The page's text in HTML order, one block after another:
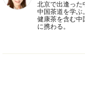
北京で出逢った
中国茶道を学ぶ
健康茶を含む中
に携わる。